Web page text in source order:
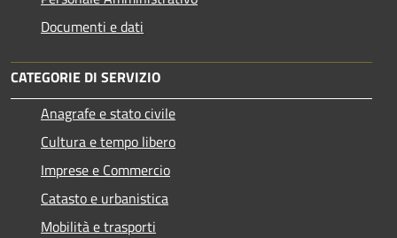
Documenti e dati
CATEGORIE DI SERVIZIO
Anagrafe e stato civile
Cultura e tempo libero
Imprese e Commercio
Catasto e urbanistica
Mobilità e trasporti